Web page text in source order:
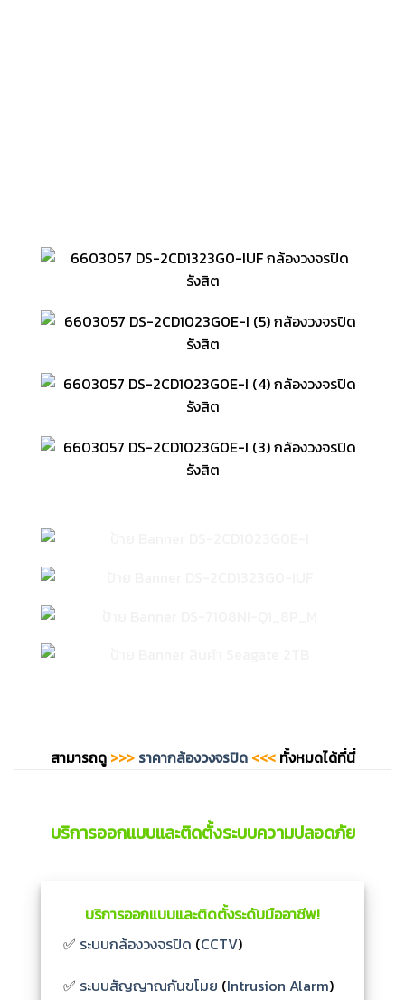
สามารถดู >>>ราคากล้องวงจรปิด <<<ทั้งหมดได้ที่นี่
บริการออกแบบและติดตั้งระบบความปลอดภัย
บริการออกแบบและติดตั้งระดับมืออาชีพ!
✅ ระบบกล้องวงจรปิด (CCTV)
✅ ระบบสัญญาณกันขโมย (Intrusion Alarm)